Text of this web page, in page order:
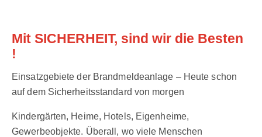
Mit SICHERHEIT, sind wir die Besten
!
Einsatzgebiete der Brandmeldeanlage – Heute schon
auf dem Sicherheitsstandard von morgen
Kindergärten, Heime, Hotels, Eigenheime,
Gewerbeobjekte. Überall, wo viele Menschen